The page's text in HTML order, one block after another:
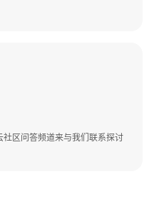
区问答频道来与我们联系探讨